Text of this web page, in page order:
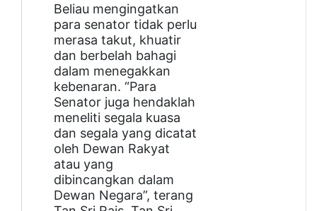
Beliau mengingatkan
para senator tidak perlu
merasa takut, khuatir
dan berbelah bahagi
dalam menegakkan
kebenaran. “Para
Senator juga hendaklah
meneliti segala kuasa
dan segala yang dicatat
oleh Dewan Rakyat
atau yang
dibincangkan dalam
Dewan Negara”, terang